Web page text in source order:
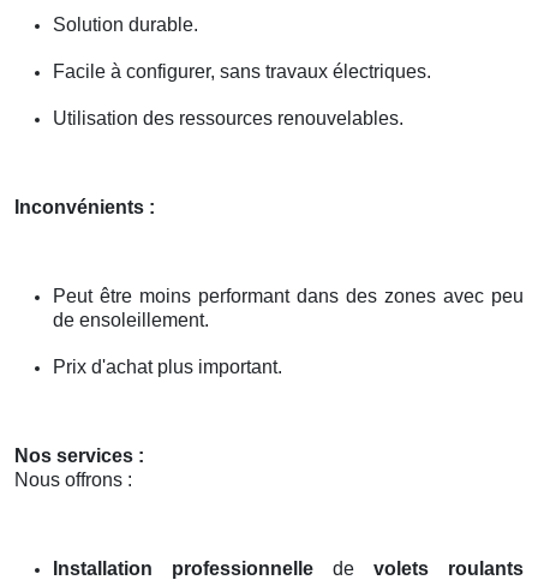
Solution durable.
Facile à configurer, sans travaux électriques.
Utilisation des ressources renouvelables.
Inconvénients :
Peut être moins performant dans des zones avec peu
de ensoleillement.
Prix d'achat plus important.
Nos services :
Nous offrons :
Installation professionnelle de volets roulants